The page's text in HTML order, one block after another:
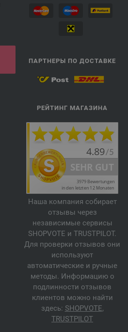
ПАРТНЕРЫ ПО ДОСТАВКЕ
РЕЙТИНГ МАГАЗИНА
Наша компания собирает
отзывы через
независимые сервисы
SHOPVOTE и TRUSTPILOT.
Для проверки отзывов они
используют
автоматические и ручные
методы. Информацию о
подлинности отзывов
клиентов можно найти
здесь: SHOPVOTE,
TRUSTPILOT